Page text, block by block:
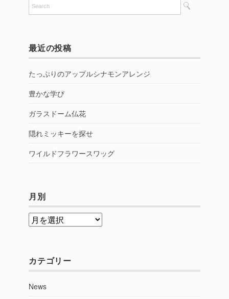
最近の投稿
たっぷりのアップルシナモンアレンジ
豊かな学び
ガラスドーム仏花
隠れミッキーを探せ
ワイルドフラワースワッグ
月別
月
カテゴリー
News